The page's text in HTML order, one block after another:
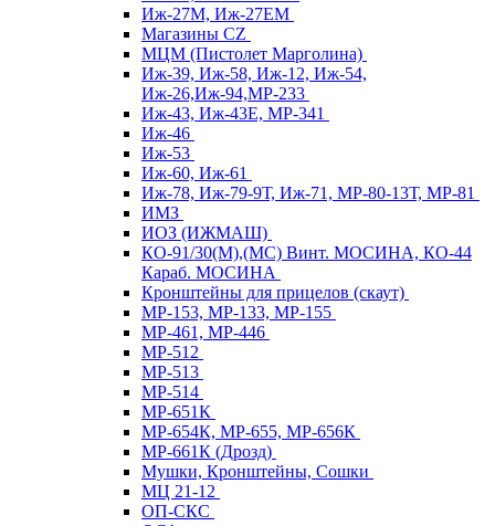
Иж-27М, Иж-27ЕМ
Магазины CZ
МЦМ (Пистолет Марголина)
Иж-39, Иж-58, Иж-12, Иж-54,
Иж-26,Иж-94,МР-233
Иж-43, Иж-43Е, МР-341
Иж-46
Иж-53
Иж-60, Иж-61
Иж-78, Иж-79-9Т, Иж-71, МР-80-13Т, МР-81
ИМЗ
ИОЗ (ИЖМАШ)
КО-91/30(М),(МС) Винт. МОСИНА, КО-44
Караб. МОСИНА
Кронштейны для прицелов (скаут)
МР-153, МР-133, МР-155
МР-461, МР-446
МР-512
МР-513
МР-514
МР-651К
МР-654К, МР-655, МР-656К
МР-661К (Дрозд)
Мушки, Кронштейны, Сошки
МЦ 21-12
ОП-СКС